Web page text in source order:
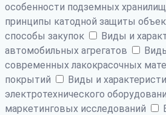
особенности подземных хранилищ
принципы катодной защиты
способы закупок
Виды и
автомобильных агрегатов
современных лакокрасочных
покрытий
Виды и
электротехнического
маркетинговых исследований